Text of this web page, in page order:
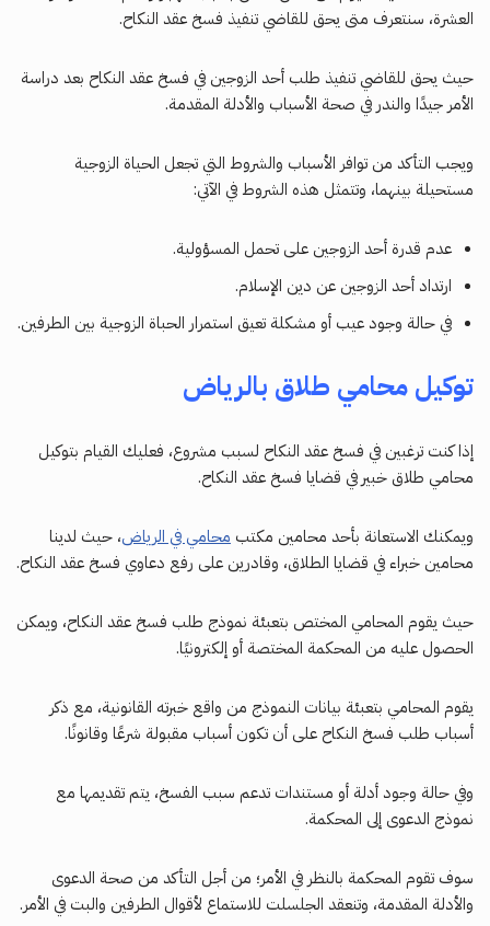
العشرة، سنتعرف متى يحق للقاضي تنفيذ فسخ عقد النكاح.
حيث يحق للقاضي تنفيذ طلب أحد الزوجين في فسخ عقد النكاح بعد دراسة
الأمر جيدًا والندر في صحة الأسباب والأدلة المقدمة.
ويجب التأكد من توافر الأسباب والشروط التي تجعل الحياة الزوجية
مستحيلة بينهما، وتتمثل هذه الشروط في الآتي:
عدم قدرة أحد الزوجين على تحمل المسؤولية.
ارتداد أحد الزوجين عن دين الإسلام.
في حالة وجود عيب أو مشكلة تعيق استمرار الحباة الزوجية بين الطرفين.
توكيل محامي طلاق بالرياض
إذا كنت ترغبين في فسخ عقد النكاح لسبب مشروع، فعليك القيام بتوكيل
محامي طلاق خبير في قضايا فسخ عقد النكاح.
ويمكنك الاستعانة بأحد محامين مكتب محامي في الرياض، حيث لدينا
محامين خبراء في قضايا الطلاق، وقادرين على رفع دعاوي فسخ عقد النكاح.
حيث يقوم المحامي المختص بتعبئة نموذج طلب فسخ عقد النكاح، ويمكن
الحصول عليه من المحكمة المختصة أو إلكترونيًا.
يقوم المحامي بتعبئة بيانات النموذج من واقع خبرته القانونية، مع ذكر
أسباب طلب فسخ النكاح على أن تكون أسباب مقبولة شرعًا وقانونًا.
وفي حالة وجود أدلة أو مستندات تدعم سبب الفسخ، يتم تقديمها مع
نموذج الدعوى إلى المحكمة.
سوف تقوم المحكمة بالنظر في الأمر؛ من أجل التأكد من صحة الدعوى
والأدلة المقدمة، وتنعقد الجلسلت للاستماع لأقوال الطرفين والبت في الأمر.